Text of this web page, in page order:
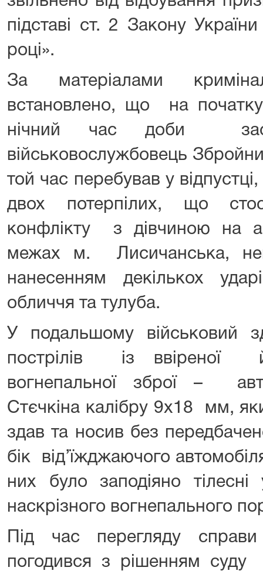
підставі ст. 2 Закону
році».
За матеріалами
встановлено, що на
нічний час доби
військовослужбовець
той час перебував у
двох потерпілих, що
конфлікту з дівчиною на
межах м. Лисичанська,
нанесенням декількох
обличчя та тулуба.
У подальшому військовий
пострілів із ввіреної
вогнепальної зброї –
Стєчкіна калібру 9х18 мм,
здав та носив без
бік від’їжджаючого
них було заподіяно
наскрізного вогнепального
Під час перегляду
погодився з рішенням суду